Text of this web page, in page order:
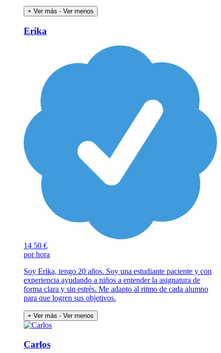
+ Ver más - Ver menos
Erika
14 50 €
por hora
Soy Erika, tengo 20 años. Soy una estudiante paciente y con
experiencia ayudando a niños a entender la asignatura de
forma clara y sin estrés. Me adapto al ritmo de cada alumno
para que logren sus objetivos.
+ Ver más - Ver menos
Carlos